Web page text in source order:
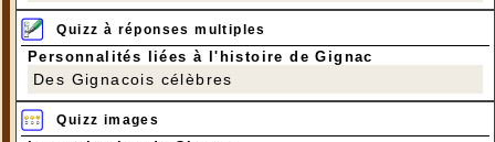
Quizz à réponses multiples
Personnalités liées à l'histoire de Gignac
Des Gignacois célèbres
Quizz images